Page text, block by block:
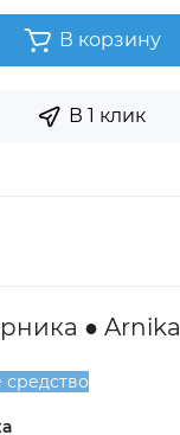
В корзину
В 1 клик
● Arnika
средство